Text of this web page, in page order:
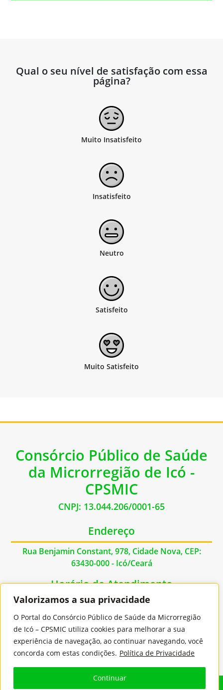
Valorizamos a sua privacidade
O Portal do Consórcio Público de Saúde da Microrregião
de Icó – CPSMIC utiliza cookies para melhorar a sua
experiência de navegação, ao continuar navegando, você
concorda com estas condições. Política de Privacidade
Continuar
Qual o seu nível de satisfação com essa
página?
Consórcio Público de Saúde
da Microrregião de Icó -
CPSMIC
CNPJ: 13.044.206/0001-65
Endereço
Rua Benjamin Constant, 978, Cidade Nova, CEP:
63430-000 - Icó/Ceará
Horário de Atendimento
De Segunda à Sexta das 07:00hs às 17:00hs
Contato
E-mail: contato@cpsmic.ce.gov.br
© 2026Jooi- Todos os Direitos Reservados